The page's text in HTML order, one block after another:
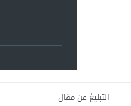
التبليغ عن مقال